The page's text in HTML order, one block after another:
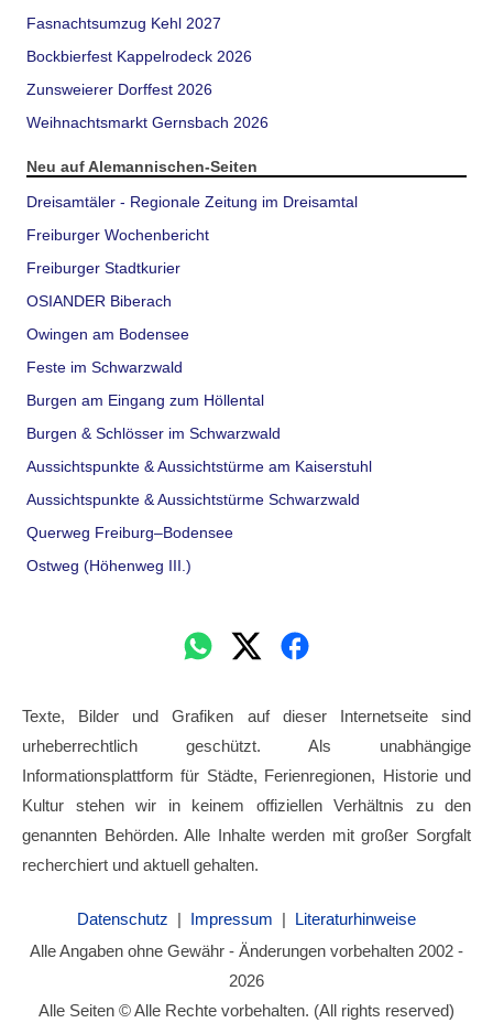
Fasnachtsumzug Kehl 2027
Bockbierfest Kappelrodeck 2026
Zunsweierer Dorffest 2026
Weihnachtsmarkt Gernsbach 2026
Neu auf Alemannischen-Seiten
Dreisamtäler - Regionale Zeitung im Dreisamtal
Freiburger Wochenbericht
Freiburger Stadtkurier
OSIANDER Biberach
Owingen am Bodensee
Feste im Schwarzwald
Burgen am Eingang zum Höllental
Burgen & Schlösser im Schwarzwald
Aussichtspunkte & Aussichtstürme am Kaiserstuhl
Aussichtspunkte & Aussichtstürme Schwarzwald
Querweg Freiburg–Bodensee
Ostweg (Höhenweg III.)
Texte, Bilder und Grafiken auf dieser Internetseite sind
urheberrechtlich geschützt. Als unabhängige
Informationsplattform für Städte, Ferienregionen, Historie und
Kultur stehen wir in keinem offiziellen Verhältnis zu den
genannten Behörden. Alle Inhalte werden mit großer Sorgfalt
recherchiert und aktuell gehalten.
Datenschutz | Impressum | Literaturhinweise
Alle Angaben ohne Gewähr - Änderungen vorbehalten 2002 -
2026
Alle Seiten © Alle Rechte vorbehalten. (All rights reserved)